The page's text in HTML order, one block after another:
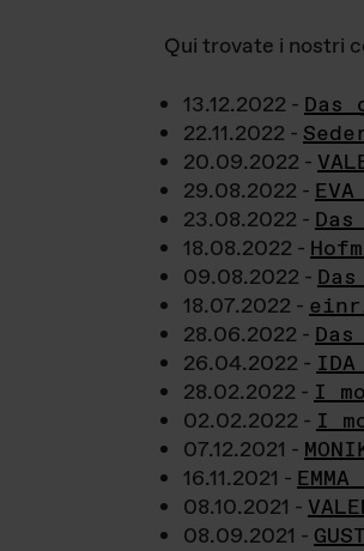
Qui trovate i nostri
13.12.2022 - Das
22.11.2022 -
20.09.2022 -
29.08.2022 -
23.08.2022 -
18.08.2022 -
09.08.2022 -
18.07.2022 -
28.06.2022 -
26.04.2022 -
28.02.2022 - I
02.02.2022 - I
07.12.2021 -
16.11.2021 -
08.10.2021 -
08.09.2021 -